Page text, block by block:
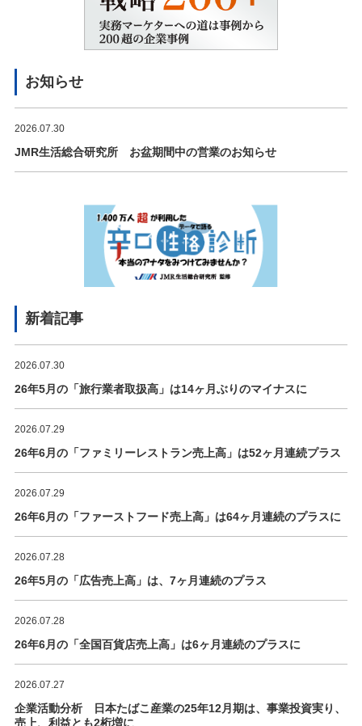
お知らせ
2026.07.30
JMR生活総合研究所 お盆期間中の営業のお知らせ
新着記事
2026.07.30
26年5月の「旅行業者取扱高」は14ヶ月ぶりのマイナスに
2026.07.29
26年6月の「ファミリーレストラン売上高」は52ヶ月連続プラス
2026.07.29
26年6月の「ファーストフード売上高」は64ヶ月連続のプラスに
2026.07.28
26年5月の「広告売上高」は、7ヶ月連続のプラス
2026.07.28
26年6月の「全国百貨店売上高」は6ヶ月連続のプラスに
2026.07.27
企業活動分析 日本たばこ産業の25年12月期は、事業投資実り、
売上、利益とも2桁増に